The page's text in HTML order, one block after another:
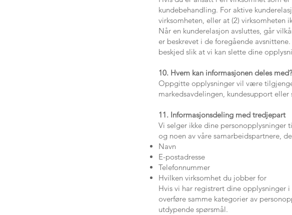
kundebehandling. For aktive
virksomheten, eller at (2) virksomheten
Når en kunderelasjon avsluttes, går
er beskrevet i de foregående
beskjed slik at vi kan slette dine
10. Hvem kan informasjonen deles med?
Oppgitte opplysninger vil være
markedsavdelingen, kundesupport eller
11. Informasjonsdeling med tredjepart
Vi selger ikke dine
og noen av våre samarbeidspartnere,
Navn
E-postadresse
Telefonnummer
Hvilken virksomhet du jobber for
Hvis vi har registrert dine opplysninger
overføre samme kategorier av
utdypende spørsmål.